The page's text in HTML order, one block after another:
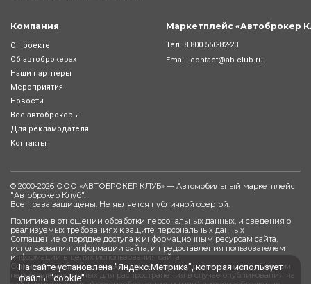
На сайте установлена "Яндекс.Метрика", которая использует
файлы "cookie"
Компания
О проекте
Об автоброкерах
Наши партнеры
Мероприятия
Новости
Все автоброкеры
Для рекламодателя
Контакты
Маркетплейс «Автоброкер
Тел. 8 800 550-82-23
Email: contact@ab-club.ru
© 2000-2026 ООО «АВТОБРОКЕР КЛУБ» — Автомобильный маркетплейс
"Автоброкер Клуб".
Все права защищены. Не является публичной офертой.
Политика в отношении обработки персональных данных, и сведения о
реализуемых требованиях к защите персональных данных
Соглашение о порядке доступа к информационным ресурсам сайта,
использования информации сайта, и предоставления пользователем
информации в целях использования сайта
Согласие на обработку персональных данных, разрешенных субъектом
персональных данных для распространения в случае опубликования на